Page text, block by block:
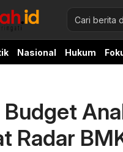
Nasional Hukum
Radar